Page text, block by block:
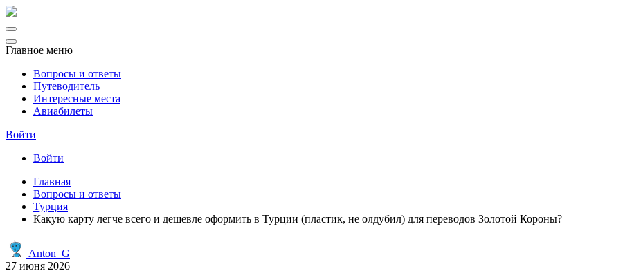
Главное меню
Вопросы и ответы
Путеводитель
Интересные места
Авиабилеты
Войти
Войти
Главная
Вопросы и ответы
Турция
Какую карту легче всего и дешевле оформить в Турции (пластик, не олдубил) для переводов Золотой Короны?
Anton_G
27 июня 2026